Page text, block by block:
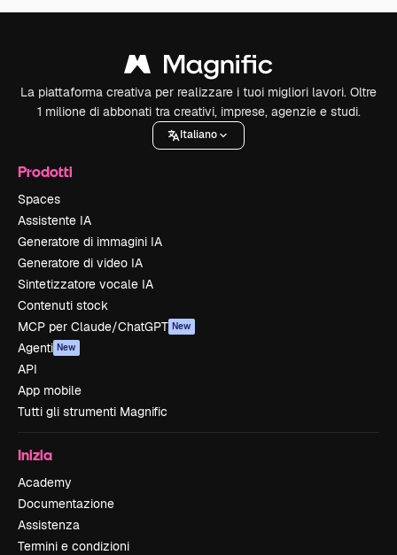
La piattaforma creativa per realizzare i tuoi migliori lavori. Oltre
1 milione di abbonati tra creativi, imprese, agenzie e studi.
Italiano
Prodotti
Spaces
Assistente IA
Generatore di immagini IA
Generatore di video IA
Sintetizzatore vocale IA
Contenuti stock
MCP per Claude/ChatGPT New
Agenti New
API
App mobile
Tutti gli strumenti Magnific
Inizia
Academy
Documentazione
Assistenza
Termini e condizioni